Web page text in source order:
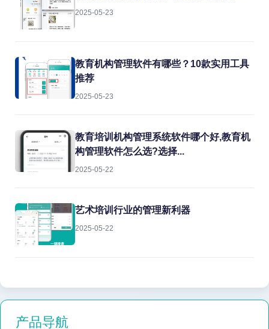
2025-05-23
教育机构管理软件有哪些？10款实用工具
推荐
2025-05-23
教育培训机构管理系统软件哪个好,教育机
构管理软件怎么选?选择...
2025-05-22
艺术培训行业的管理新利器
2025-05-22
产品导航